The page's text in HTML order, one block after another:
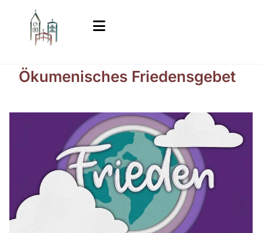
Ökumenisches Friedensgebet